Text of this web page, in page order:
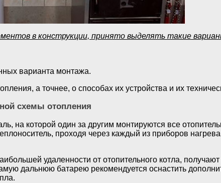
в конструкции, принято выделять такие
варианта монтажа.
а точнее, о способах их устройства и их
схемы отопления
на которой один за другим монтируются все
проходя через каждый из приборов
удаленности от отопительного котла,
дальнюю батарею рекомендуется оснастить